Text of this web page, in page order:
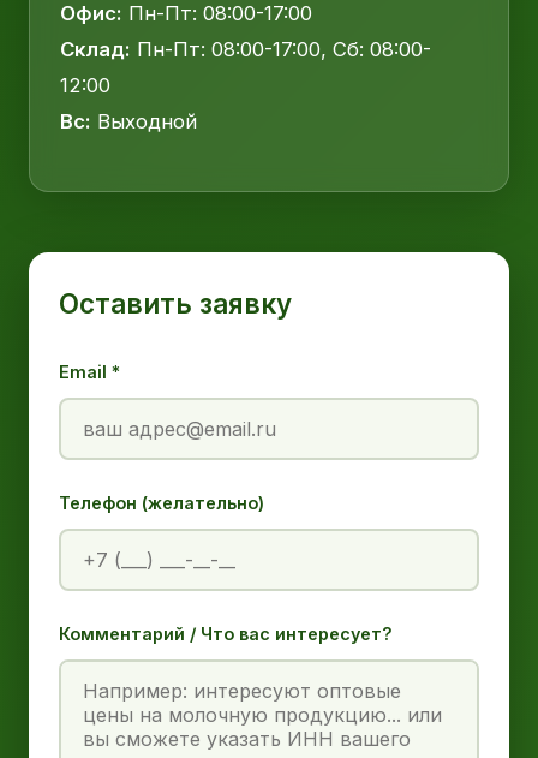
Офис: Пн-Пт: 08:00-17:00
Склад: Пн-Пт: 08:00-17:00, Сб: 08:00-
12:00
Вс: Выходной
Оставить заявку
Email *
Телефон (желательно)
Комментарий / Что вас интересует?